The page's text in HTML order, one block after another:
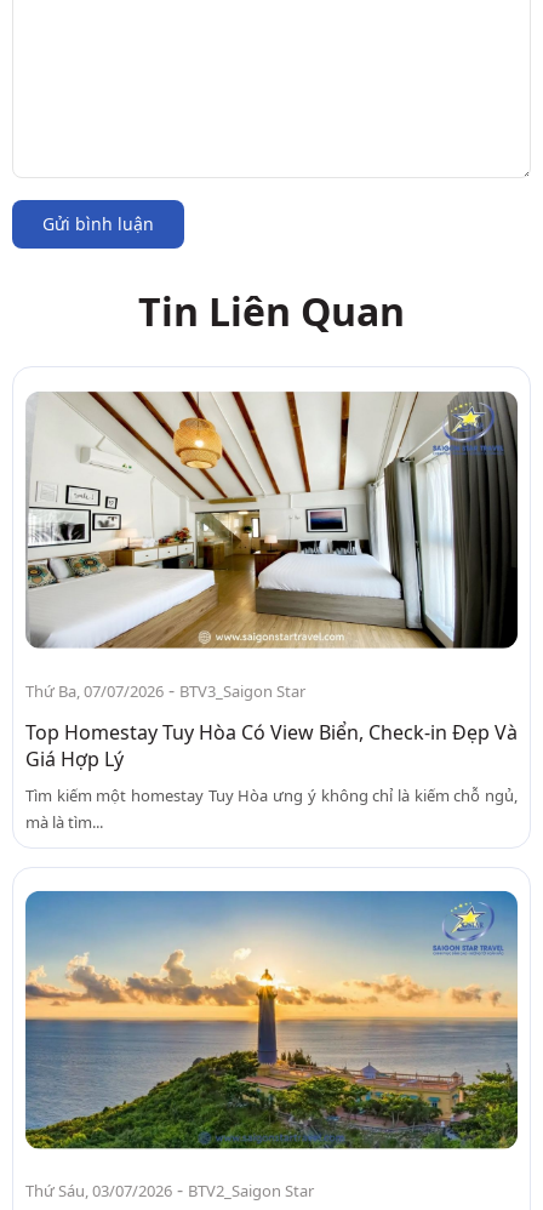
Gửi bình luận
Tin Liên Quan
Thứ Ba, 07/07/2026 - BTV3_Saigon Star
Top Homestay Tuy Hòa Có View Biển, Check-in Đẹp Và
Giá Hợp Lý
Tìm kiếm một homestay Tuy Hòa ưng ý không chỉ là kiếm chỗ ngủ,
mà là tìm...
Thứ Sáu, 03/07/2026 - BTV2_Saigon Star